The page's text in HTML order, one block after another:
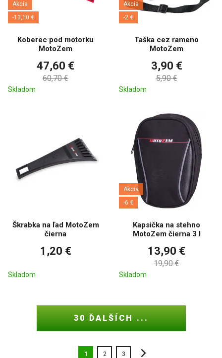
Akcia
-13,10 €
Koberec pod motorku
MotoZem
47,60 €
60,70 €
Skladom
Akcia
-2 €
Taška cez rameno
MotoZem
3,90 €
5,90 €
Skladom
Škrabka na ľad MotoZem
čierna
1,20 €
Skladom
Akcia
-6 €
Kapsička na stehno
MotoZem čierna 3 l
13,90 €
19,90 €
Skladom
30 ĎALŠÍCH ...
1 2 3